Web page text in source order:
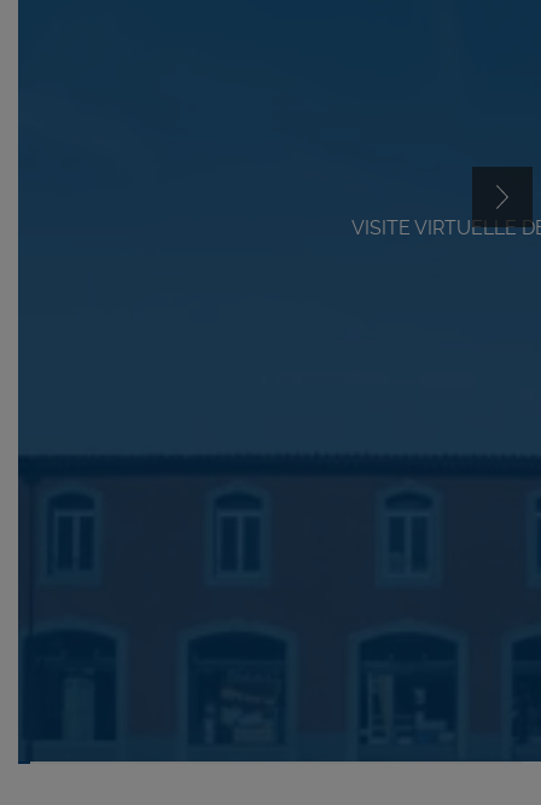
VISITE VIRTUELLE